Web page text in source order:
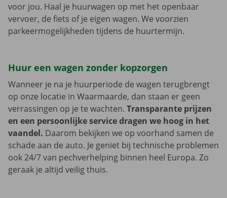
voor jou. Haal je huurwagen op met het openbaar
vervoer, de fiets of je eigen wagen. We voorzien
parkeermogelijkheden tijdens de huurtermijn.
Huur een wagen zonder kopzorgen
Wanneer je na je huurperiode de wagen terugbrengt
op onze locatie in Waarmaarde, dan staan er geen
verrassingen op je te wachten. Transparante prijzen
en een persoonlijke service dragen we hoog in het
vaandel. Daarom bekijken we op voorhand samen de
schade aan de auto. Je geniet bij technische problemen
ook 24/7 van pechverhelping binnen heel Europa. Zo
geraak je altijd veilig thuis.